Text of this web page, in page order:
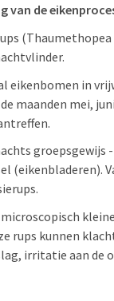
van de
eikenbomen in
maanden mei,
groepsgewijs
(eikenbladeren).
rups kunnen
irritatie aan de